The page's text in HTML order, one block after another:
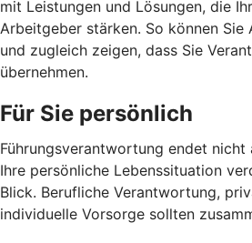
mit Leistungen und Lösungen, die
Arbeitgeber stärken. So können
und zugleich zeigen, dass Sie
übernehmen.
Für Sie persönlich
Führungsverantwortung endet nicht
Ihre persönliche Lebenssituation
Blick. Berufliche Verantwortung,
individuelle Vorsorge sollten